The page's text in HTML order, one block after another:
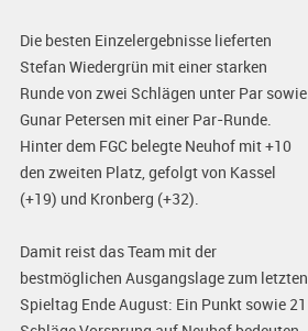
Die besten Einzelergebnisse lieferten
Stefan Wiedergrün mit einer starken
Runde von zwei Schlägen unter Par sowie
Gunar Petersen mit einer Par-Runde.
Hinter dem FGC belegte Neuhof mit +10
den zweiten Platz, gefolgt von Kassel
(+19) und Kronberg (+32).
Damit reist das Team mit der
bestmöglichen Ausgangslage zum letzten
Spieltag Ende August: Ein Punkt sowie 21